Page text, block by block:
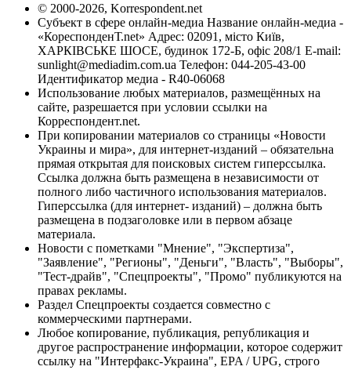
© 2000-2026, Korrespondent.net
Субъект в сфере онлайн-медиа Название онлайн-медиа -
«КореспонденТ.net» Адрес: 02091, місто Київ,
ХАРКІВСЬКЕ ШОСЕ, будинок 172-Б, офіс 208/1 E-mail:
sunlight@mediadim.com.ua Телефон: 044-205-43-00
Идентификатор медиа - R40-06068
Использование любых материалов, размещённых на
сайте, разрешается при условии ссылки на
Корреспондент.net.
При копировании материалов со страницы «Новости
Украины и мира», для интернет-изданий – обязательна
прямая открытая для поисковых систем гиперссылка.
Ссылка должна быть размещена в независимости от
полного либо частичного использования материалов.
Гиперссылка (для интернет- изданий) – должна быть
размещена в подзаголовке или в первом абзаце
материала.
Новости с пометками "Мнение", "Экспертиза",
"Заявление", "Регионы", "Деньги", "Власть", "Выборы",
"Тест-драйв", "Спецпроекты", "Промо" публикуются на
правах рекламы.
Раздел Спецпроекты создается совместно с
коммерческими партнерами.
Любое копирование, публикация, републикация и
другое распространение информации, которое содержит
ссылку на "Интерфакс-Украина", EPA / UPG, строго